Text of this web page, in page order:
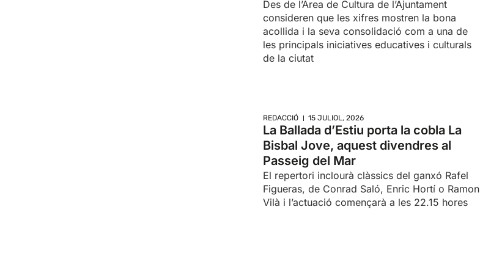
Des de l’Àrea de Cultura de l’Ajuntament
consideren que les xifres mostren la bona
acollida i la seva consolidació com a una de
les principals iniciatives educatives i culturals
de la ciutat
REDACCIÓ 15 JULIOL, 2026
La Ballada d’Estiu porta la cobla La
Bisbal Jove, aquest divendres al
Passeig del Mar
El repertori inclourà clàssics del ganxó Rafel
Figueras, de Conrad Saló, Enric Hortí o Ramon
Vilà i l’actuació començarà a les 22.15 hores